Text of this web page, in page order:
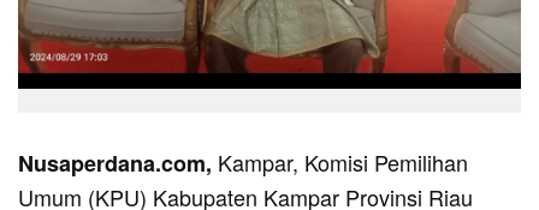
Nusaperdana.com, Kampar, Komisi Pemilihan
Umum (KPU) Kabupaten Kampar Provinsi Riau